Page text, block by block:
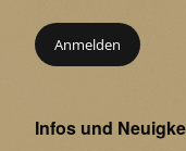
Infos und